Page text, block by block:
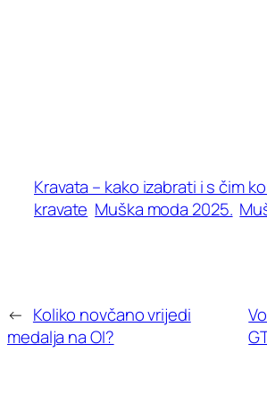
Kravata – kako izabrati i s čim
kravate Muška moda 2025.
← Koliko novčano vrijedi
medalja na OI?